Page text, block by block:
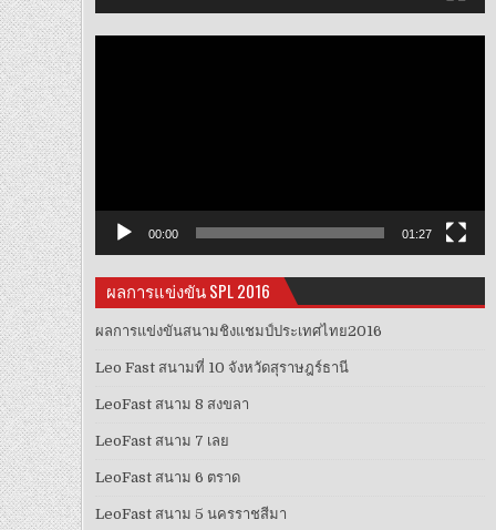
00:00 01:27
ผลการแข่งขัน SPL 2016
ผลการแข่งขันสนามชิงแชมป์ประเทศไทย2016
Leo Fast สนามที่ 10 จังหวัดสุราษฎร์ธานี
LeoFast สนาม 8 สงขลา
LeoFast สนาม 7 เลย
LeoFast สนาม 6 ตราด
LeoFast สนาม 5 นครราชสีมา